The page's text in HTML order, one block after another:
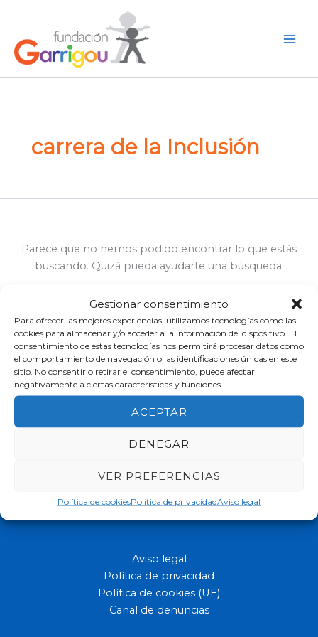
Gestionar consentimiento
Para ofrecer las mejores experiencias, utilizamos tecnologías como las
cookies para almacenar y/o acceder a la información del dispositivo. El
consentimiento de estas tecnologías nos permitirá procesar datos como
el comportamiento de navegación o las identificaciones únicas en este
sitio. No consentir o retirar el consentimiento, puede afectar
negativamente a ciertas características y funciones.
ACEPTAR
DENEGAR
VER PREFERENCIAS
Política de cookiesPolítica de privacidadAviso legal
contenido
Buscar
carrera de la Inclusión
Parece que no hemos podido encontrar lo que estás
buscando. Quizá pueda ayudarte una búsqueda.
una educación de máxima calidad.
Aviso legal
Política de privacidad
Política de cookies (UE)
Canal de denuncias